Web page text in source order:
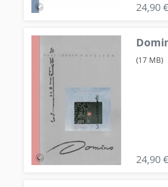
24,90 €
(17 MB)
24,90 €